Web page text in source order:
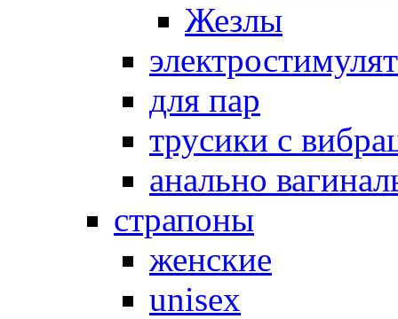
Жезлы
для пар
трусики с
анально
страпоны
женские
unisex